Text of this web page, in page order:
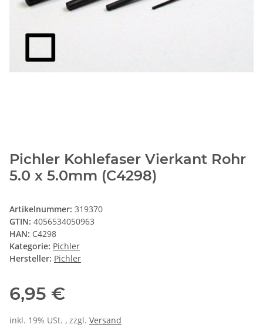
Pichler Kohlefaser Vierkant Rohr
5.0 x 5.0mm (C4298)
Artikelnummer: 319370
GTIN: 4056534050963
HAN: C4298
Kategorie: Pichler
Hersteller: Pichler
6,95 €
inkl. 19% USt. , zzgl. Versand